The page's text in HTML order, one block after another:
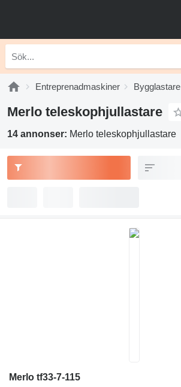
Entreprenadmaskiner Bygglastare
Merlo teleskophjullastare
14 annonser: Merlo teleskophjullastare
Merlo tf33-7-115